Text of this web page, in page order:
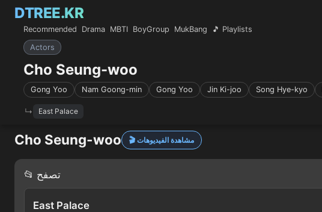
DTREE.KR
Recommended Drama MBTI BoyGroup MukBang
🎵 Playlists
Actors
Cho Seung-woo
Gong Yoo Nam Goong-min Gong Yoo Jin Ki-joo Song Hye-kyo
East Palace
Cho Seung-woo 🎬 مشاهدة الفيديوهات
📂 تصفح
East Palace